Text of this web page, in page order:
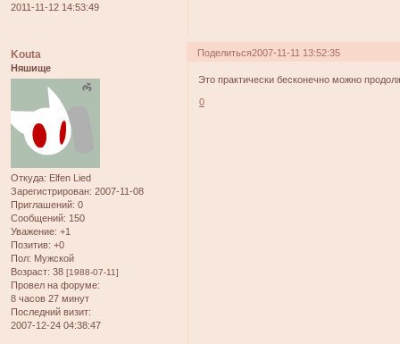
2011-11-12 14:53:49
Поделиться2007-11-11 13:52:35
Kouta
Няшище
Откуда: Elfen Lied
Зарегистрирован: 2007-11-08
Приглашений: 0
Сообщений: 150
Уважение: +1
Позитив: +0
Пол: Мужской
Возраст: 38 [1988-07-11]
Провел на форуме:
8 часов 27 минут
Последний визит:
2007-12-24 04:38:47
Это практически бесконечно можно
0